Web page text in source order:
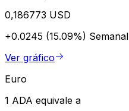
0,186773 USD
+0.0245 (15.09%) Semanal
Ver gráfico
Euro
1 ADA equivale a